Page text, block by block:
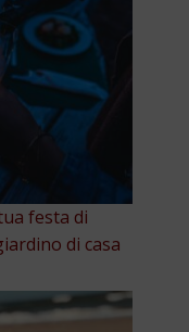
festa di
di casa